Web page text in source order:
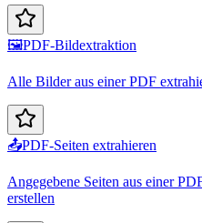
🖼️PDF-Bildextraktion
Alle Bilder aus einer PDF
📤PDF-Seiten extrahieren
Angegebene Seiten aus einer
erstellen